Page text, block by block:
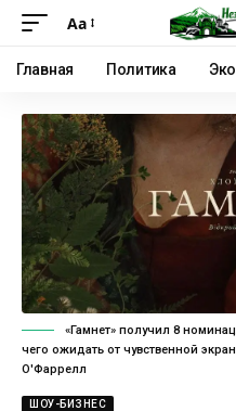
Аа
Главная Политика
«Гамнет» получил 8
чего ожидать от чувственной
О'Фаррелл
ШОУ-БИЗНЕС